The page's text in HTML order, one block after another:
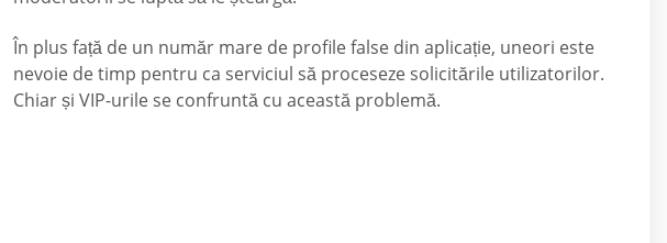
În plus față de un număr mare de profile false din aplicație, uneori este
nevoie de timp pentru ca serviciul să proceseze solicitările utilizatorilor.
Chiar și VIP-urile se confruntă cu această problemă.